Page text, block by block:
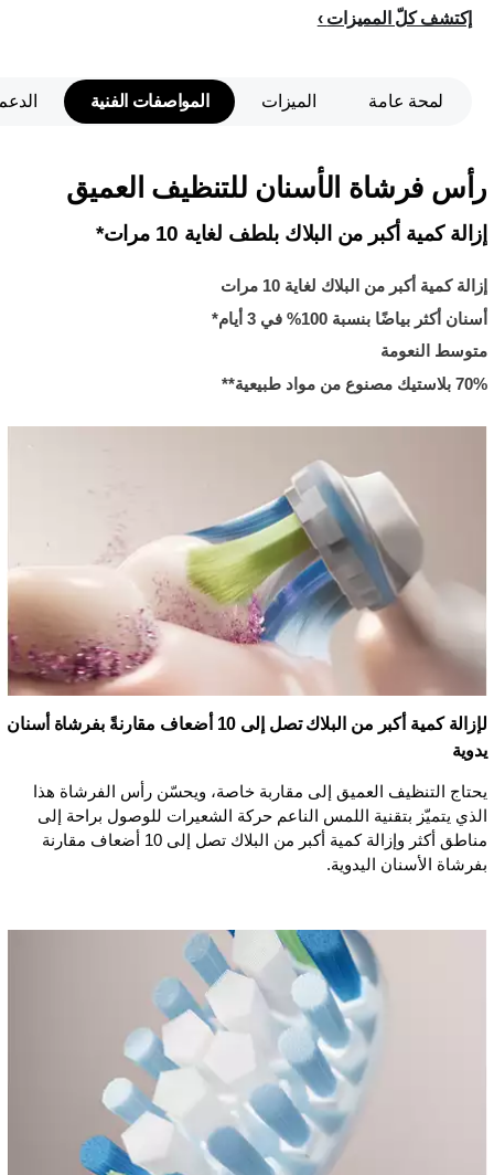
إكتشف كلّ المميزات
لمحة عامة الميزات المواصفات الفنية
رأس فرشاة الأسنان للتنظيف العميق
إزالة كمية أكبر من البلاك بلطف لغاية 10 مرات*
إزالة كمية أكبر من البلاك لغاية 10 مرات
أسنان أكثر بياضًا بنسبة 100% في 3 أيام*
متوسط النعومة
70% بلاستيك مصنوع من مواد طبيعية**
لإزالة كمية أكبر من البلاك تصل إلى 10 أضعاف مقارنةً بفرشاة أسنان
يدوية
يحتاج التنظيف العميق إلى مقاربة خاصة، ويحسّن رأس الفرشاة هذا
الذي يتميّز بتقنية اللمس الناعم حركة الشعيرات للوصول براحة إلى
مناطق أكثر وإزالة كمية أكبر من البلاك تصل إلى 10 أضعاف مقارنة
بفرشاة الأسنان اليدوية.